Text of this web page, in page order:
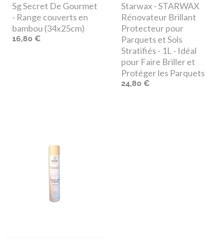
Sg Secret De Gourmet
- Range couverts en
bambou (34x25cm)
16,80 €
Starwax- STARWAX
Rénovateur Brillant
Protecteur pour
Parquets et Sols
Stratifiés - 1L - Idéal
pour Faire Briller et
Protéger les Parquets
24,80 €